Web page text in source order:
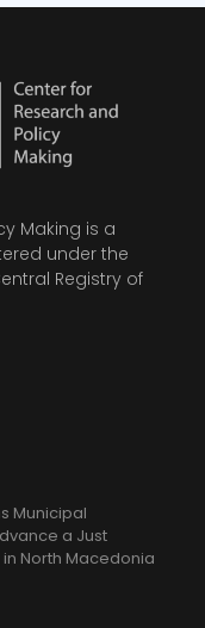
Making is a
under the
Registry of
Municipal
a Just
North Macedonia